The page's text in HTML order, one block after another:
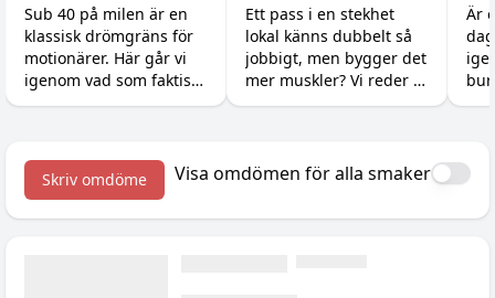
dig under
drömgränsen
Sub 40 på milen är en
klassisk drömgräns för
motionärer. Här går vi
igenom vad som faktiskt
krävs, hur du lägger
sista sekunderna.
som räknas i
gymmet?
Ett pass i en stekhet
lokal känns dubbelt så
jobbigt, men bygger det
mer muskler? Vi reder ut
skillnaden mellan att
kroppen en signal att
Är
Skriv omdöme Visa omdömen för alla smaker